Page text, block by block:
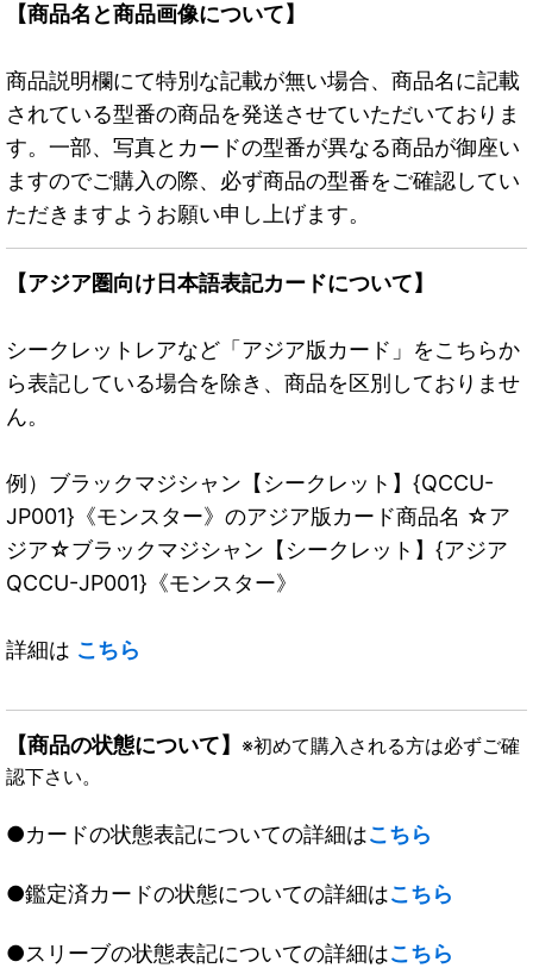
【商品名と商品画像について】
商品説明欄にて特別な記載が無い場合、商品名に記載
されている型番の商品を発送させていただいておりま
す。一部、写真とカードの型番が異なる商品が御座い
ますのでご購入の際、必ず商品の型番をご確認してい
ただきますようお願い申し上げます。
【アジア圏向け日本語表記カードについて】
シークレットレアなど「アジア版カード」をこちらか
ら表記している場合を除き、商品を区別しておりませ
ん。
例）ブラックマジシャン【シークレット】{QCCU-
JP001}《モンスター》のアジア版カード商品名 ☆ア
ジア☆ブラックマジシャン【シークレット】{アジア
QCCU-JP001}《モンスター》
詳細は こちら
【商品の状態について】 ※初めて購入される方は必ずご確
認下さい。
●カードの状態表記についての詳細はこちら
●鑑定済カードの状態についての詳細はこちら
●スリーブの状態表記についての詳細はこちら